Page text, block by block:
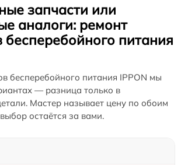
запчасти или
аналоги: ремонт
бесперебойного питания
бесперебойного питания IPPON мы
— разница только в
Мастер называет цену по обоим
остаётся за вами.